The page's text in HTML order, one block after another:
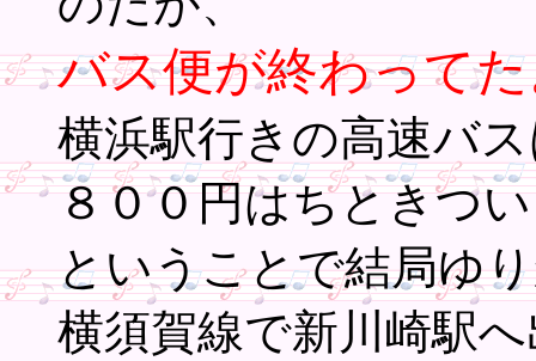
バス便が終わって
横浜駅行きの高速バ
８００円はちときつ
ということで結局ゆ
横須賀線で新川崎駅